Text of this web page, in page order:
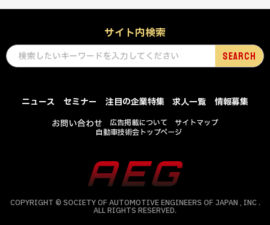
サイト内検索
ニュース セミナー 注目の企業特集 求人一覧
情報募集
お問い合わせ
広告掲載について
サイトマップ
自動車技術会トップページ
COPYRIGHT © SOCIETY OF AUTOMOTIVE ENGINEERS OF JAPAN , INC .
ALL RIGHTS RESERVED.